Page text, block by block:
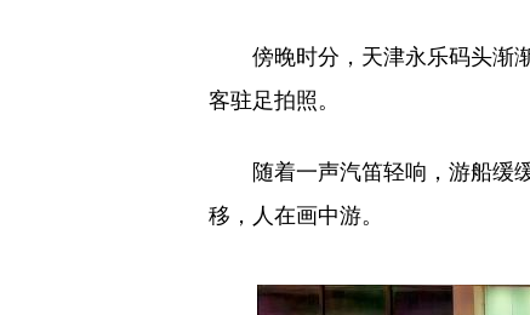
傍晚时分，天津永乐码头渐渐
客驻足拍照。
随着一声汽笛轻响，游船缓缓
移，人在画中游。